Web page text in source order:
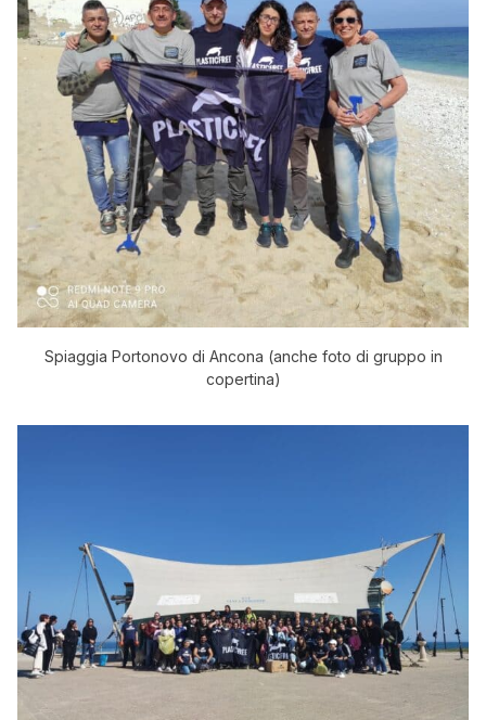
Spiaggia Portonovo di Ancona (anche foto di gruppo in
copertina)